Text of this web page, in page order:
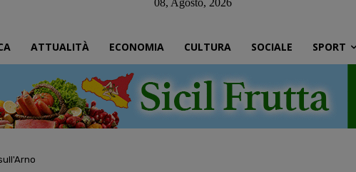
08, Agosto, 2026
ATTUALITÀ ECONOMIA CULTURA SOCIALE SPORT